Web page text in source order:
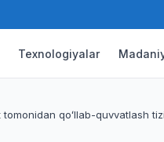
Texnologiyalar
qoʻllab-quvvatlash